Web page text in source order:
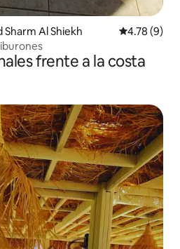
Al Shiekh Calificación
4.78 (9)
frente a la costa